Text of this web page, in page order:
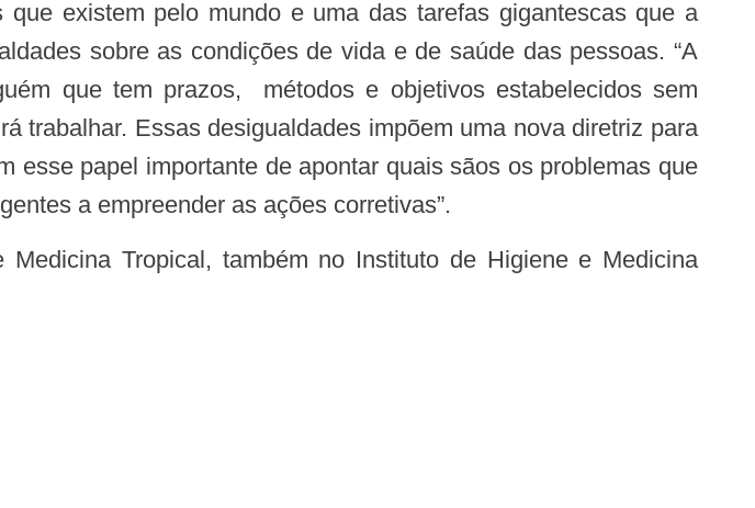
sobre as condições de vida e de saúde das pessoas. “A
que tem prazos, métodos e objetivos estabelecidos sem
trabalhar. Essas desigualdades impõem uma nova diretriz para
esse papel importante de apontar quais sãos os problemas que
a empreender as ações corretivas”.